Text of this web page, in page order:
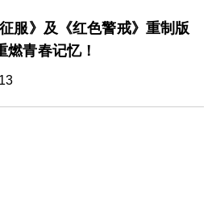
服》及《红色警戒》重制版
青春记忆！